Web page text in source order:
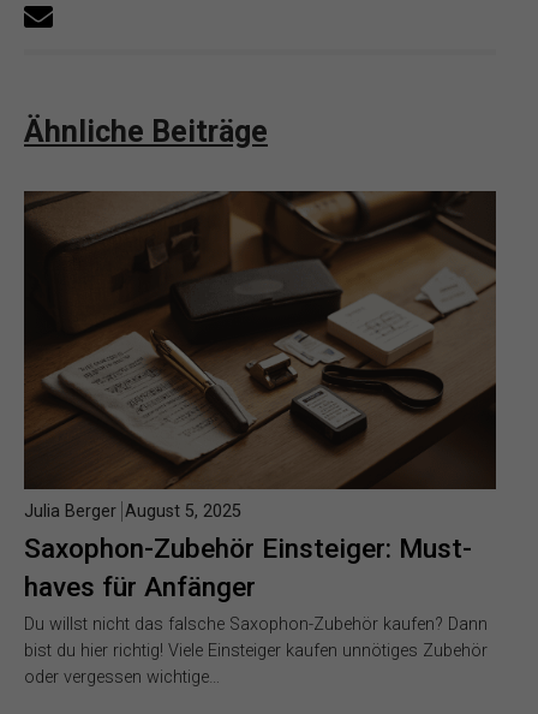
Ähnliche Beiträge
Saxophon-Zubehör Einsteiger: Must-
haves für Anfänger
Julia Berger August 5, 2025
Du willst nicht das falsche Saxophon-Zubehör kaufen? Dann
bist du hier richtig! Viele Einsteiger kaufen unnötiges Zubehör
oder vergessen wichtige…